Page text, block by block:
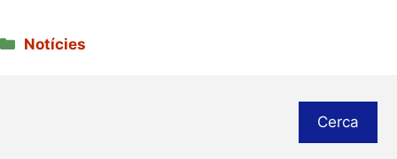
Categories
Notícies
Cerca